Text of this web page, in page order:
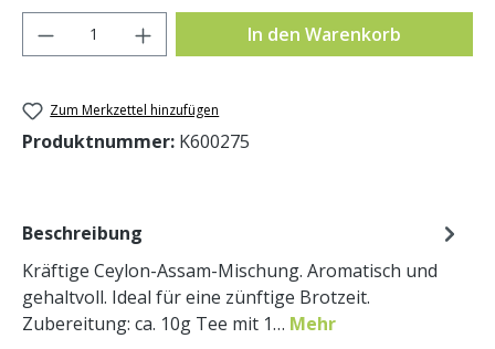
Produkt Anzahl: Gib den gewünschten
In den Warenkorb
Zum Merkzettel hinzufügen
Produktnummer: K600275
Beschreibung
Kräftige Ceylon-Assam-Mischung. Aromatisch und
gehaltvoll. Ideal für eine zünftige Brotzeit.
Zubereitung: ca. 10g Tee mit 1… Mehr